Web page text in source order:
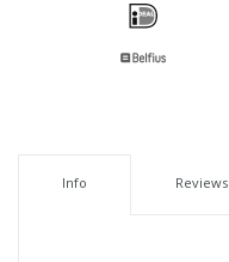
Info Reviews